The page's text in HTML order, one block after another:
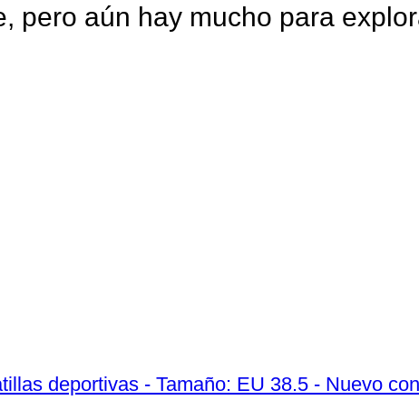
pero aún hay mucho para
deportivas - Tamaño: EU 38.5 - Nuevo